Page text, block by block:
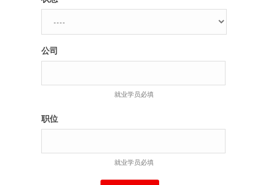
公司
就业学员必填
职位
就业学员必填